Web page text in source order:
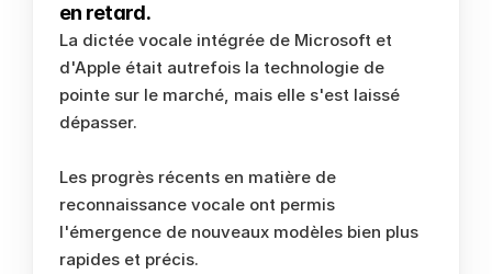
en retard.
La dictée vocale intégrée de Microsoft et
d'Apple était autrefois la technologie de
pointe sur le marché, mais elle s'est laissé
dépasser.
Les progrès récents en matière de
reconnaissance vocale ont permis
l'émergence de nouveaux modèles bien plus
rapides et précis.